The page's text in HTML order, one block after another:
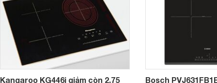
nhiều người tiêu dùng.
Kangaroo KG446i giảm còn 2,75
Bosch